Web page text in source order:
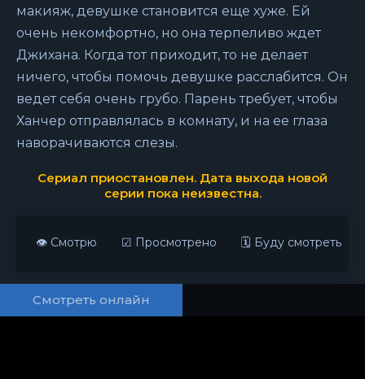
макияж, девушке становится еще хуже. Ей
очень некомфортно, но она терпеливо ждет
Джихана. Когда тот приходит, то не делает
ничего, чтобы помочь девушке расслабится. Он
ведет себя очень грубо. Парень требует, чтобы
Ханчер отправлялась в комнату, и на ее глаза
наворачиваются слезы.
Сериал приостановлен. Дата выхода новой
серии пока неизвестна.
👁 Смотрю ☑ Просмотрено 🗓 Буду смотреть
Смотреть онлайн